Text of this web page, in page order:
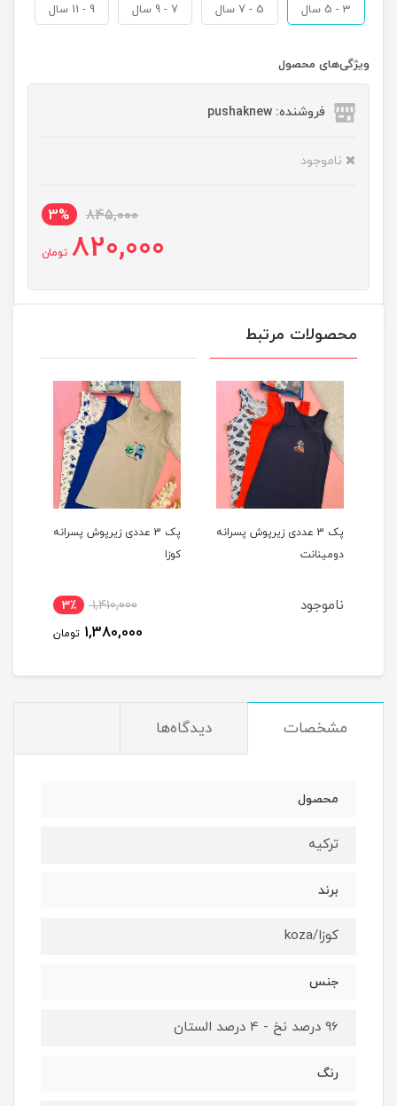
3 - 5 سال 5 - 7 سال 7 - 9 سال 9 - 11 سال
ویژگی‌های محصول
فروشنده: pushaknew
ناموجود
845,000
3%
820,000 تومان
محصولات مرتبط
پک 3 عددی زیرپوش پسرانه
دومینانت
ناموجود
پک 3 عددی زیرپوش پسرانه
کوزا
1,410,000 3٪
1,380,000 تومان
مشخصات دیدگاه‌ها
محصول
ترکیه
برند
کوزا/koza
جنس
96 درصد نخ - 4 درصد الستان
رنگ